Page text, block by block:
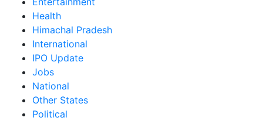
Health
Himachal Pradesh
International
IPO Update
Jobs
National
Other States
Political